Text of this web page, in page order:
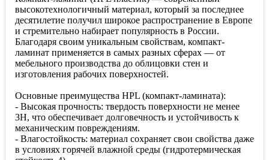
высокотехнологичный материал, который за последнее
десятилетие получил широкое распространение в Европе
и стремительно набирает популярность в России.
Благодаря своим уникальным свойствам, компакт-
ламинат применяется в самых разных сферах — от
мебельного производства до облицовки стен и
изготовления рабочих поверхностей.
Основные преимущества HPL (компакт-ламината):
- Высокая прочность: твердость поверхности не менее
3H, что обеспечивает долговечность и устойчивость к
механическим повреждениям.
- Влагостойкость: материал сохраняет свои свойства даже
в условиях горячей влажной среды (гидротермическая